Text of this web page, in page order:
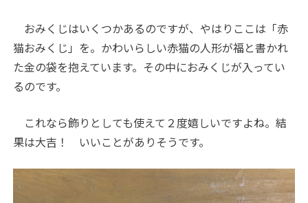
おみくじはいくつかあるのですが、やはりここは「赤
猫おみくじ」を。かわいらしい赤猫の人形が福と書かれ
た金の袋を抱えています。その中におみくじが入ってい
るのです。
これなら飾りとしても使えて２度嬉しいですよね。結
果は大吉！ いいことがありそうです。